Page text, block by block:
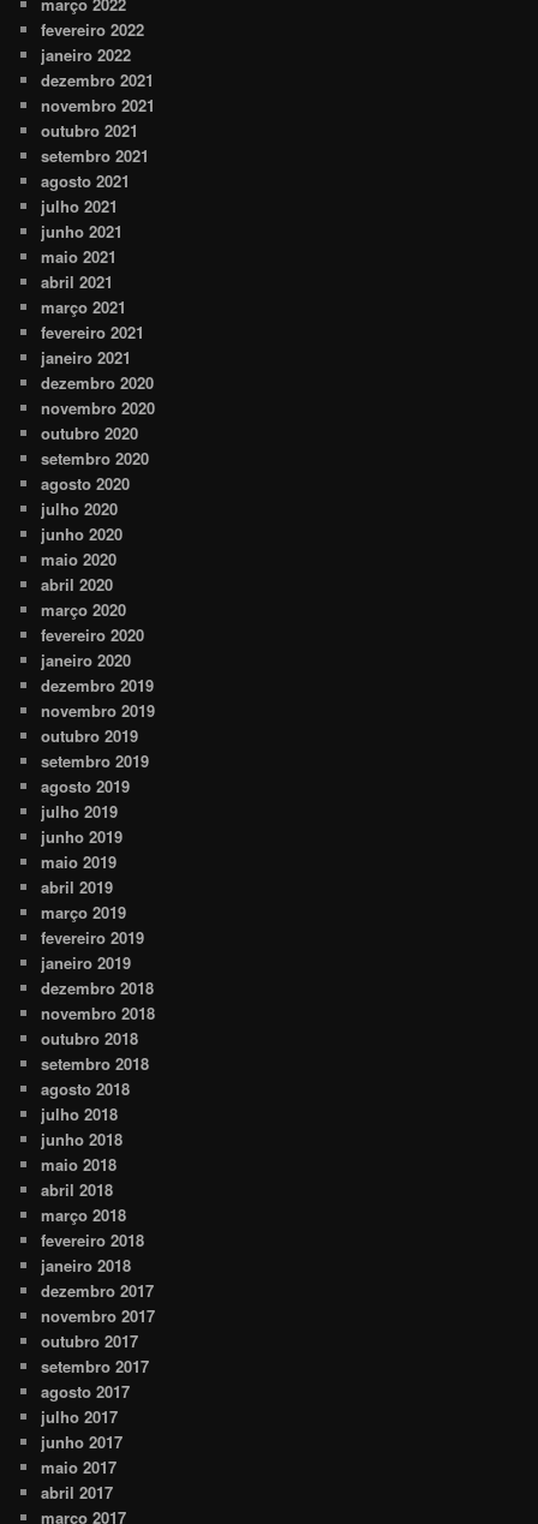
março 2022
fevereiro 2022
janeiro 2022
dezembro 2021
novembro 2021
outubro 2021
setembro 2021
agosto 2021
julho 2021
junho 2021
maio 2021
abril 2021
março 2021
fevereiro 2021
janeiro 2021
dezembro 2020
novembro 2020
outubro 2020
setembro 2020
agosto 2020
julho 2020
junho 2020
maio 2020
abril 2020
março 2020
fevereiro 2020
janeiro 2020
dezembro 2019
novembro 2019
outubro 2019
setembro 2019
agosto 2019
julho 2019
junho 2019
maio 2019
abril 2019
março 2019
fevereiro 2019
janeiro 2019
dezembro 2018
novembro 2018
outubro 2018
setembro 2018
agosto 2018
julho 2018
junho 2018
maio 2018
abril 2018
março 2018
fevereiro 2018
janeiro 2018
dezembro 2017
novembro 2017
outubro 2017
setembro 2017
agosto 2017
julho 2017
junho 2017
maio 2017
abril 2017
março 2017